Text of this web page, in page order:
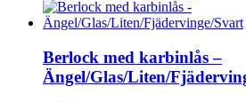
Berlock med karbinlås –
Ängel/Glas/Liten/